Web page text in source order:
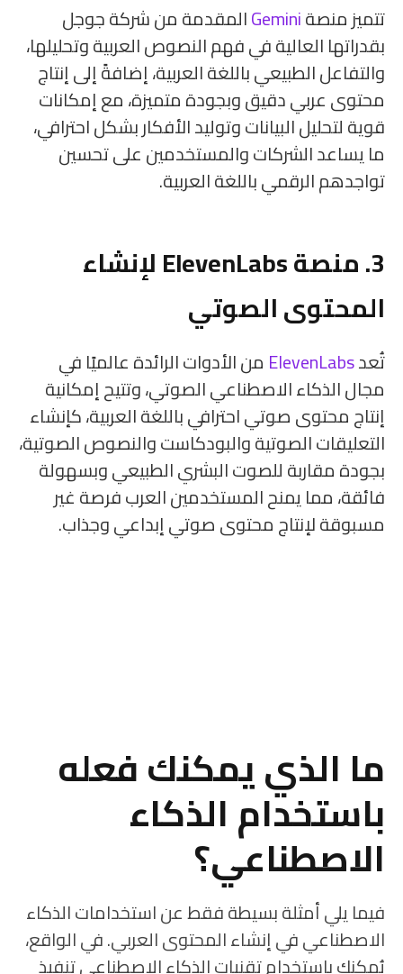
تتميز منصةGeminiالمقدمة من شركة جوجل
بقدراتها العالية في فهم النصوص العربية وتحليلها،
والتفاعل الطبيعي باللغة العربية، إضافةً إلى إنتاج
محتوى عربي دقيق وبجودة متميزة، مع إمكانات
قوية لتحليل البيانات وتوليد الأفكار بشكل احترافي،
ما يساعد الشركات والمستخدمين على تحسين
تواجدهم الرقمي باللغة العربية.
3. منصة ElevenLabs لإنشاء
المحتوى الصوتي
تُعدElevenLabs من الأدوات الرائدة عالميًا في
مجال الذكاء الاصطناعي الصوتي، وتتيح إمكانية
إنتاج محتوى صوتي احترافي باللغة العربية، كإنشاء
التعليقات الصوتية والبودكاست والنصوص الصوتية،
بجودة مقاربة للصوت البشري الطبيعي وبسهولة
فائقة، مما يمنح المستخدمين العرب فرصة غير
مسبوقة لإنتاج محتوى صوتي إبداعي وجذاب.
ما الذي يمكنك فعله
باستخدام الذكاء
الاصطناعي؟
فيما يلي أمثلة بسيطة فقط عن استخدامات الذكاء
الاصطناعي في إنشاء المحتوى العربي. في الواقع،
يُمكنك باستخدام تقنيات الذكاء الاصطناعي تنفيذ